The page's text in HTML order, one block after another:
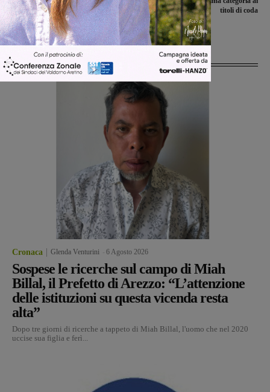
Internazionale di minibasket
Masaccio”
titoli di coda
Ultime Notizie
Cronaca Glenda Venturini 6 Agosto 2026
Sospese le ricerche sul campo di Miah
Billal, il Prefetto di Arezzo: “L’attenzione
delle istituzioni su questa vicenda resta
alta”
Dopo tre giorni di ricerche a tappeto di Miah Billal, l'uomo che nel 2020
uccise sua figlia e ferì...